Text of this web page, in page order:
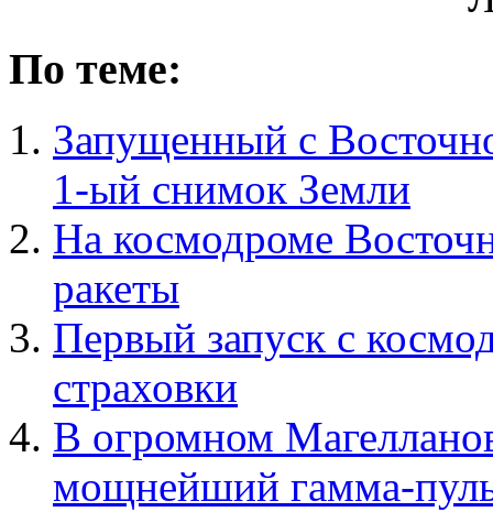
По теме:
Запущенный с
1-ый снимок Земли
На космодроме
ракеты
Первый запуск с
страховки
В огромном
мощнейший гамма-